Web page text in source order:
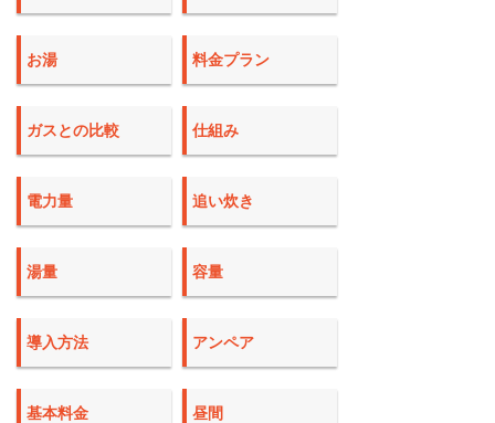
お湯 料金プラン
ガスとの比較 仕組み
電力量 追い炊き
湯量 容量
導入方法 アンペア
基本料金 昼間